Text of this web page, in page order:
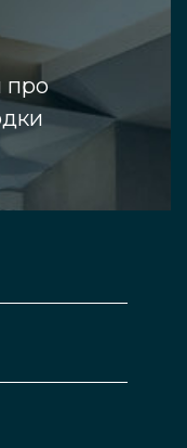
про